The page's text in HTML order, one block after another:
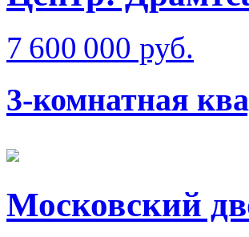
7 600 000 руб.
3-комнатная
Московский